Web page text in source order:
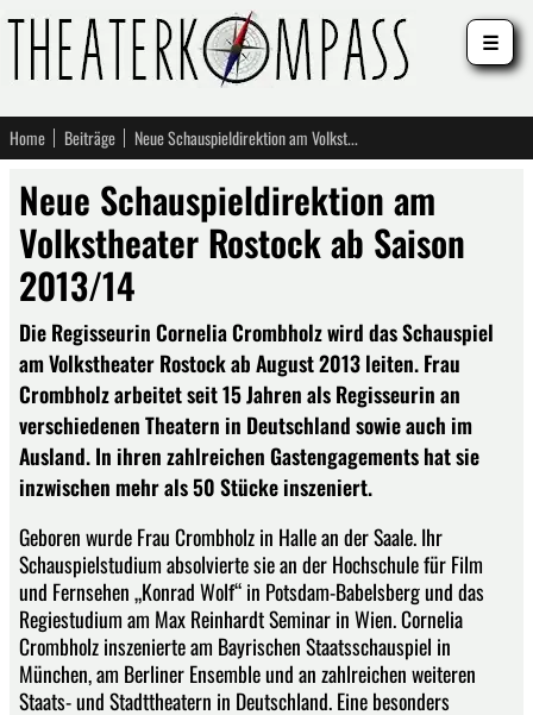
Home Beiträge Neue Schauspieldirektion am Volkstheater Rostock ab Saison 2013/14
Neue Schauspieldirektion am
Volkstheater Rostock ab Saison
2013/14
Die Regisseurin Cornelia Crombholz wird das Schauspiel
am Volkstheater Rostock ab August 2013 leiten. Frau
Crombholz arbeitet seit 15 Jahren als Regisseurin an
verschiedenen Theatern in Deutschland sowie auch im
Ausland. In ihren zahlreichen Gastengagements hat sie
inzwischen mehr als 50 Stücke inszeniert.
Geboren wurde Frau Crombholz in Halle an der Saale. Ihr
Schauspielstudium absolvierte sie an der Hochschule für Film
und Fernsehen „Konrad Wolf“ in Potsdam-Babelsberg und das
Regiestudium am Max Reinhardt Seminar in Wien. Cornelia
Crombholz inszenierte am Bayrischen Staatsschauspiel in
München, am Berliner Ensemble und an zahlreichen weiteren
Staats- und Stadttheatern in Deutschland. Eine besonders
☰